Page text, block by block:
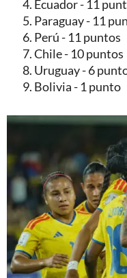
Ecuador - 11
Paraguay - 11
Perú - 11 puntos
Chile - 10 puntos
Uruguay - 6
Bolivia - 1 punto